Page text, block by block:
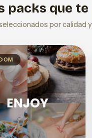
packs que
por calidad